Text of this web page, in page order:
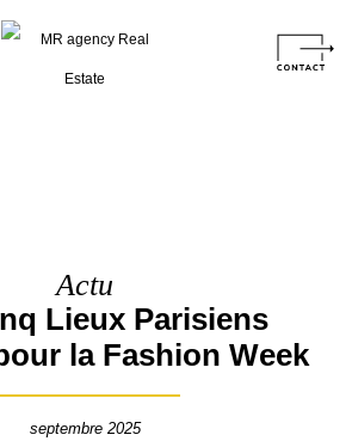
Actu
Lieux Parisiens
la Fashion Week
septembre 2025